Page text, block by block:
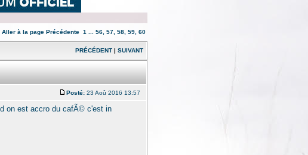
Aller à la page Précédente 1 56 57 58 59 60
PRÉCÉDENT | SUIVANT
Posté: 23 Aoû 2016 13:57
on est accro du cafÃ© c'est in